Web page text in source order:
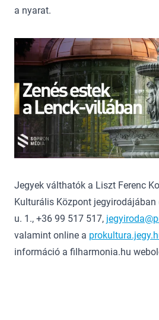
a nyarat.
Jegyek válthatók a Liszt Ferenc
Kulturális Központ jegyirodájában
u. 1., +36 99 517 517,
valamint online a
információ a filharmonia.hu